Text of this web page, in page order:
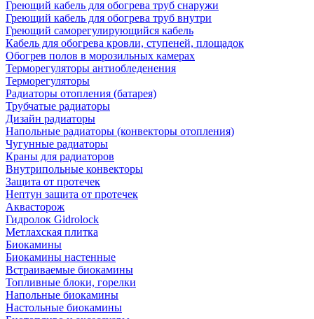
Греющий кабель для обогрева труб снаружи
Греющий кабель для обогрева труб внутри
Греющий саморегулирующийся кабель
Кабель для обогрева кровли, ступеней, площадок
Обогрев полов в морозильных камерах
Терморегуляторы антиобледенения
Терморегуляторы
Радиаторы отопления (батарея)
Трубчатые радиаторы
Дизайн радиаторы
Напольные радиаторы (конвекторы отопления)
Чугунные радиаторы
Краны для радиаторов
Внутрипольные конвекторы
Защита от протечек
Нептун защита от протечек
Аквасторож
Гидролок Gidrolock
Метлахская плитка
Биокамины
Биокамины настенные
Встраиваемые биокамины
Топливные блоки, горелки
Напольные биокамины
Настольные биокамины